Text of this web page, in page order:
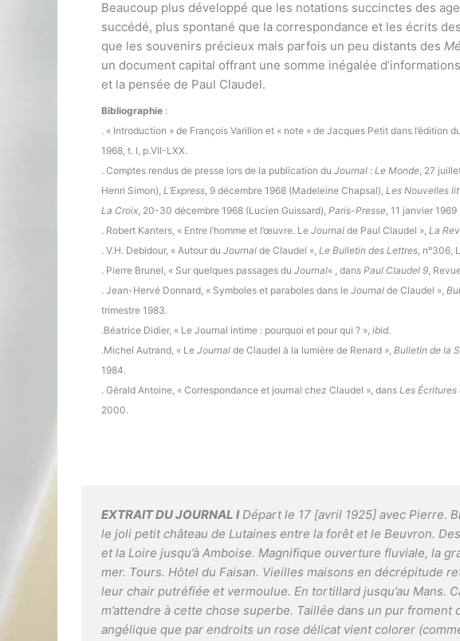
Beaucoup plus développé que les notations succinctes des
succédé, plus spontané que la correspondance et les écrits
que les souvenirs précieux mais parfois un peu distants des
un document capital offrant une somme inégalée
et la pensée de Paul Claudel.
Bibliographie :
. « Introduction » de François Varillon et « note » de Jacques Petit dans l’édition du
1968, t. I, p.VII-LXX.
. Comptes rendus de presse lors de la publication du Journal : Le Monde, 27
Henri Simon), L’Express, 9 décembre 1968 (Madeleine Chapsal), Les Nouvelles
La Croix, 20-30 décembre 1968 (Lucien Guissard), Paris-Presse, 11 janvier
. Robert Kanters, « Entre l’homme et l’œuvre. Le Journal de Paul Claudel », La
. V.H. Debidour, « Autour du Journal de Claudel », Le Bulletin des Lettres, n°306,
. Pierre Brunel, « Sur quelques passages du Journal« , dans Paul Claudel 9,
. Jean-Hervé Donnard, « Symboles et paraboles dans le Journal de Claudel »,
trimestre 1983.
.Béatrice Didier, « Le Journal intime : pourquoi et pour qui ? », ibid.
.Michel Autrand, « Le Journal de Claudel à la lumière de Renard », Bulletin de la
1984.
. Gérald Antoine, « Correspondance et journal chez Claudel », dans Les Écritures
2000.
EXTRAIT DUJOURNAL IDépart le 17 [avril 1925] avec Pierre.
le joli petit château de Lutaines entre la forêt et le Beuvron.
et la Loire jusqu’à Amboise. Magnifique ouverture fluviale, la
mer. Tours. Hôtel du Faisan. Vieilles maisons en décrépitude
leur chair putréfiée et vermoulue. En tortillard jusqu’au Mans.
m’attendre à cette chose superbe. Taillée dans un pur froment
angélique que par endroits un rose délicat vient colorer